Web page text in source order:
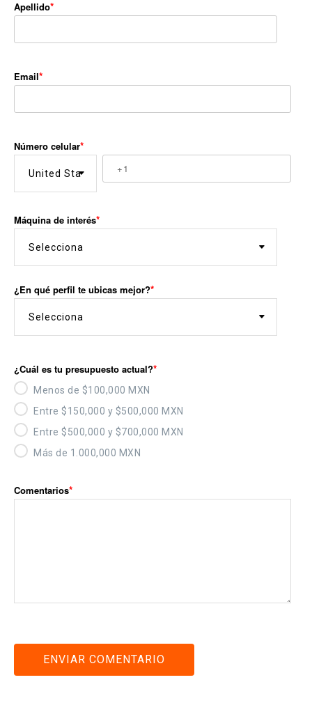
Apellido
Email
Número celular
Máquina de interés
¿En qué perfil te ubicas mejor?
¿Cuál es tu presupuesto actual?
Menos de $100,000 MXN
Entre $150,000 y $500,000 MXN
Entre $500,000 y $700,000 MXN
Más de 1.000,000 MXN
Comentarios